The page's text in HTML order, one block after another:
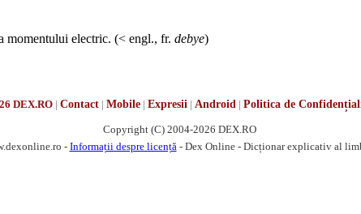
momentului electric. (< engl., fr. debye)
DEX.RO| Contact| Mobile| Expresii | Android | Politica de
Copyright (C) 2004-2026 DEX.RO
-Informații despre licență - Dex Online - Dicționar explicativ al